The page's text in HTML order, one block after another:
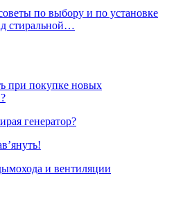
по выбору и по установке
стиральной…
при покупке новых
генератор?
и вентиляции